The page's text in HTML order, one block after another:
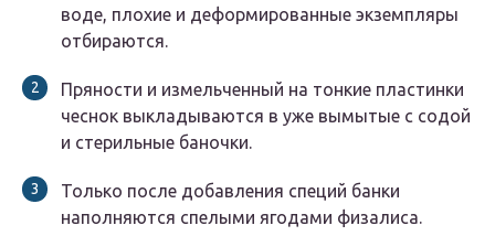
воде, плохие и деформированные экземпляры
отбираются.
Пряности и измельченный на тонкие пластинки
чеснок выкладываются в уже вымытые с содой
и стерильные баночки.
Только после добавления специй банки
наполняются спелыми ягодами физалиса.